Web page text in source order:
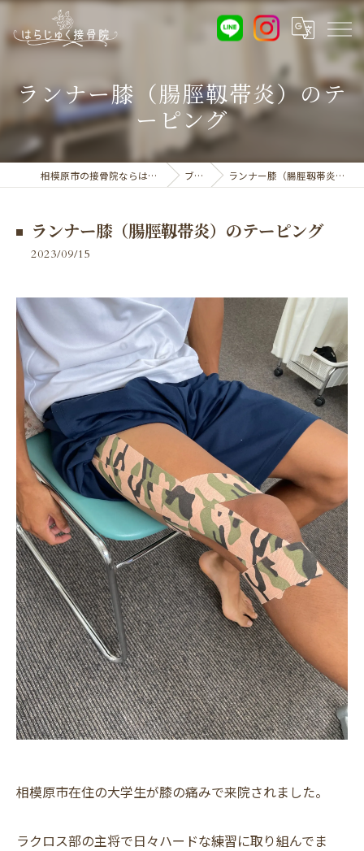
ランナー膝（腸脛靱帯炎）のテ
ーピング
相模原市の接骨院ならはらじゅく接骨院 ブログ ランナー膝（腸脛靱帯炎）のテーピング
ランナー膝（腸脛靱帯炎）のテーピング
2023/09/15
相模原市在住の大学生が膝の痛みで来院されました。
ラクロス部の主将で日々ハードな練習に取り組んでま